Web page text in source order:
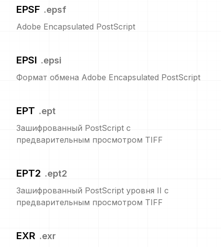
EPSF .epsf
Adobe Encapsulated PostScript
EPSI .epsi
Формат обмена Adobe Encapsulated PostScript
EPT .ept
Зашифрованный PostScript с
предварительным просмотром TIFF
EPT2 .ept2
Зашифрованный PostScript уровня II с
предварительным просмотром TIFF
EXR .exr